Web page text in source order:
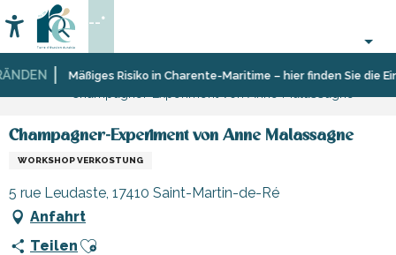
au
contenu
principal
Mäßiges Risiko in Charente-Maritime – hier finden Sie die
Accessibilité
Suche
--°
Startseite
Organisieren
und
Champagner-Experiment von Anne Malassagne
WORKSHOP VERKOSTUNG
5 rue Leudaste, 17410 Saint-Martin-de-Ré
Anfahrt
Teilen Ajouter aux favoris